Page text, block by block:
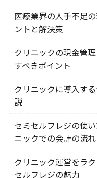
医療業界の人手不足
ントと解決策
クリニックの現金管
すべきポイント
クリニックに導入す
説
セミセルフレジの使
ニックでの会計の流
クリニック運営をラ
セルフレジの魅力